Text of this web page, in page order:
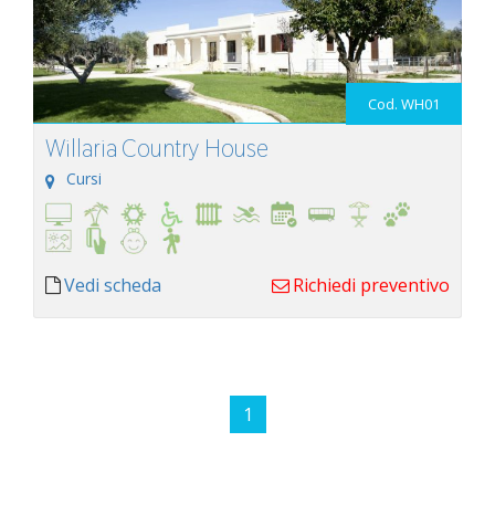
Cod. WH01
Willaria Country House
Cursi
Vedi scheda Richiedi preventivo
1